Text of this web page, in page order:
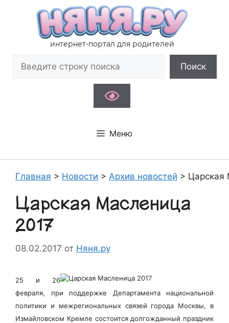
содержимому
интернет-портал для родителей
Поиск
Меню
Главная > Новости > Архив новостей > Царская
Царская Масленица
2017
08.02.2017 от Няня.ру
25 и 26
февраля, при поддержке Департамента национальной
политики и межрегиональных связей города Москвы, в
Измайловском Кремле состоится долгожданный праздник